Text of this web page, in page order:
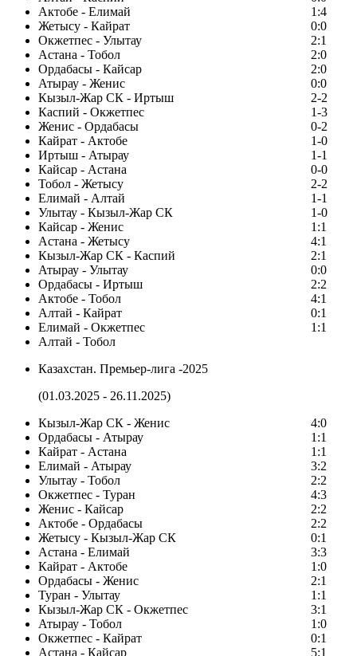
Актобе - Елимай
1:4
Жетысу - Кайрат
0:0
Окжетпес - Улытау
2:1
Астана - Тобол
2:0
Ордабасы - Кайсар
2:0
Атырау - Женис
0:0
Кызыл-Жар СК - Иртыш
2-2
Каспий - Окжетпес
1-3
Женис - Ордабасы
0-2
Кайрат - Актобе
1-0
Иртыш - Атырау
1-1
Кайсар - Астана
0-0
Тобол - Жетысу
2-2
Елимай - Алтай
1-1
Улытау - Кызыл-Жар СК
1-0
Кайсар - Женис
1:1
Астана - Жетысу
4:1
Кызыл-Жар СК - Каспий
2:1
Атырау - Улытау
0:0
Ордабасы - Иртыш
2:2
Актобе - Тобол
4:1
Алтай - Кайрат
0:1
Елимай - Окжетпес
1:1
Алтай - Тобол
Казахстан. Премьер-лига -2025
(01.03.2025 - 26.11.2025)
Кызыл-Жар СК - Женис
4:0
Ордабасы - Атырау
1:1
Кайрат - Астана
1:1
Елимай - Атырау
3:2
Улытау - Тобол
2:2
Окжетпес - Туран
4:3
Женис - Кайсар
2:2
Актобе - Ордабасы
2:2
Жетысу - Кызыл-Жар СК
0:1
Астана - Елимай
3:3
Кайрат - Актобе
1:0
Ордабасы - Женис
2:1
Туран - Улытау
1:1
Кызыл-Жар СК - Окжетпес
3:1
Атырау - Тобол
1:0
Окжетпес - Кайрат
0:1
Астана - Кайсар
5:1